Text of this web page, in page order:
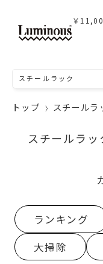
￥
スチールラック
トップ スチールラ
スチールラ
ランキング
大掃除